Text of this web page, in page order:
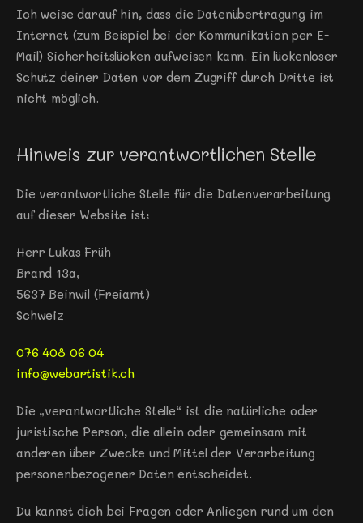
Ich weise darauf hin, dass die Datenübertragung im
Internet (zum Beispiel bei der Kommunikation per E-
Mail) Sicherheitslücken aufweisen kann. Ein lückenloser
Schutz deiner Daten vor dem Zugriff durch Dritte ist
nicht möglich.
Hinweis zur verantwortlichen Stelle
Die verantwortliche Stelle für die Datenverarbeitung
auf dieser Website ist:
Herr Lukas Früh
Brand 13a,
5637 Beinwil (Freiamt)
Schweiz
076 408 06 04
info@webartistik.ch
Die „verantwortliche Stelle“ ist die natürliche oder
juristische Person, die allein oder gemeinsam mit
anderen über Zwecke und Mittel der Verarbeitung
personenbezogener Daten entscheidet.
Du kannst dich bei Fragen oder Anliegen rund um den